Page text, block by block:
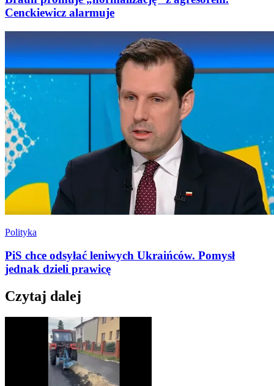
Cenckiewicz alarmuje
Polityka
PiS chce odsyłać leniwych Ukraińców. Pomysł
jednak dzieli prawicę
Czytaj dalej